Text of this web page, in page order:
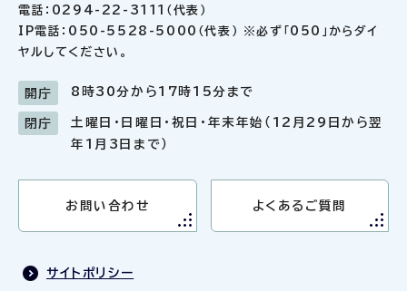
電話：0294-22-3111（代表）
IP電話：050-5528-5000（代表） ※必ず「050」からダイ
ヤルしてください。
開庁 8時30分から17時15分まで
閉庁
土曜日・日曜日・祝日・年末年始（12月29日から翌
年1月3日まで）
お問い合わせ よくあるご質問
サイトポリシー